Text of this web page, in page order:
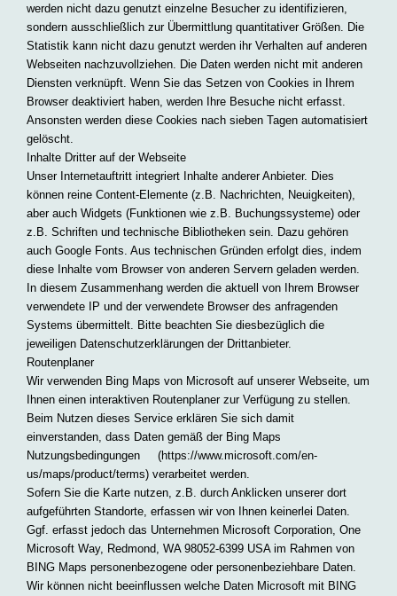
werden nicht dazu genutzt einzelne Besucher zu identifizieren,
sondern ausschließlich zur Übermittlung quantitativer Größen. Die
Statistik kann nicht dazu genutzt werden ihr Verhalten auf anderen
Webseiten nachzuvollziehen. Die Daten werden nicht mit anderen
Diensten verknüpft. Wenn Sie das Setzen von Cookies in Ihrem
Browser deaktiviert haben, werden Ihre Besuche nicht erfasst.
Ansonsten werden diese Cookies nach sieben Tagen automatisiert
gelöscht.
Inhalte Dritter auf der Webseite
Unser Internetauftritt integriert Inhalte anderer Anbieter. Dies
können reine Content-Elemente (z.B. Nachrichten, Neuigkeiten),
aber auch Widgets (Funktionen wie z.B. Buchungssysteme) oder
z.B. Schriften und technische Bibliotheken sein. Dazu gehören
auch Google Fonts. Aus technischen Gründen erfolgt dies, indem
diese Inhalte vom Browser von anderen Servern geladen werden.
In diesem Zusammenhang werden die aktuell von Ihrem Browser
verwendete IP und der verwendete Browser des anfragenden
Systems übermittelt. Bitte beachten Sie diesbezüglich die
jeweiligen Datenschutzerklärungen der Drittanbieter.
Routenplaner
Wir verwenden Bing Maps von Microsoft auf unserer Webseite, um
Ihnen einen interaktiven Routenplaner zur Verfügung zu stellen.
Beim Nutzen dieses Service erklären Sie sich damit
einverstanden, dass Daten gemäß der Bing Maps
Nutzungsbedingungen (https://www.microsoft.com/en-
us/maps/product/terms) verarbeitet werden.
Sofern Sie die Karte nutzen, z.B. durch Anklicken unserer dort
aufgeführten Standorte, erfassen wir von Ihnen keinerlei Daten.
Ggf. erfasst jedoch das Unternehmen Microsoft Corporation, One
Microsoft Way, Redmond, WA 98052-6399 USA im Rahmen von
BING Maps personenbezogene oder personenbeziehbare Daten.
Wir können nicht beeinflussen welche Daten Microsoft mit BING